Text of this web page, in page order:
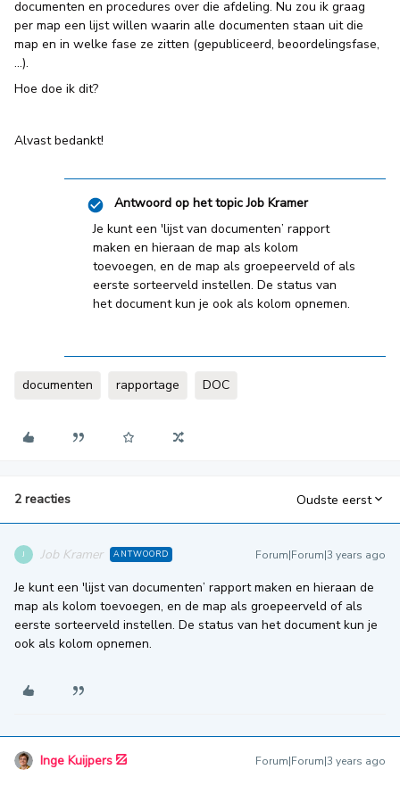
documenten en procedures over die afdeling. Nu zou ik graag
per map een lijst willen waarin alle documenten staan uit die
map en in welke fase ze zitten (gepubliceerd, beoordelingsfase,
...).
Hoe doe ik dit?
Alvast bedankt!
Antwoord op het topicJob Kramer
Je kunt een 'lijst van documenten’ rapport
maken en hieraan de map als kolom
toevoegen, en de map als groepeerveld of als
eerste sorteerveld instellen. De status van
het document kun je ook als kolom opnemen.
documenten rapportage DOC
2 reacties Oudste eerst
J Job Kramer ANTWOORD Forum|Forum|3 years ago
Je kunt een 'lijst van documenten’ rapport maken en hieraan de
map als kolom toevoegen, en de map als groepeerveld of als
eerste sorteerveld instellen. De status van het document kun je
ook als kolom opnemen.
Inge Kuijpers Forum|Forum|3 years ago